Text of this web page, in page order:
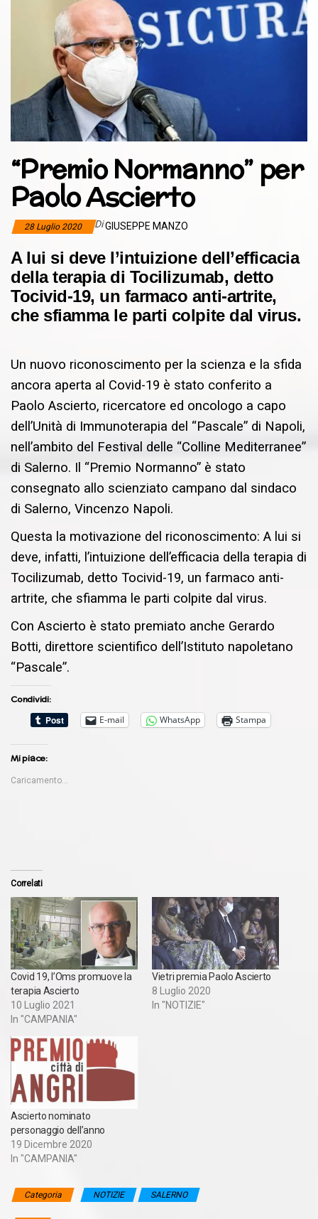
“Premio Normanno” per
Paolo Ascierto
28 Luglio 2020 DiGIUSEPPE MANZO
A lui si deve l’intuizione dell’efficacia
della terapia di Tocilizumab, detto
Tocivid-19, un farmaco anti-artrite,
che sfiamma le parti colpite dal virus.
Un nuovo riconoscimento per la scienza e la sfida
ancora aperta al Covid-19 è stato conferito a
Paolo Ascierto, ricercatore ed oncologo a capo
dell’Unità di Immunoterapia del “Pascale” di Napoli,
nell’ambito del Festival delle “Colline Mediterranee”
di Salerno. Il “Premio Normanno” è stato
consegnato allo scienziato campano dal sindaco
di Salerno, Vincenzo Napoli.
Questa la motivazione del riconoscimento: A lui si
deve, infatti, l’intuizione dell’efficacia della terapia di
Tocilizumab, detto Tocivid-19, un farmaco anti-
artrite, che sfiamma le parti colpite dal virus.
Con Ascierto è stato premiato anche Gerardo
Botti, direttore scientifico dell’Istituto napoletano
“Pascale”.
Condividi:
E-mail
WhatsApp Stampa
Mi piace:
Caricamento...
Correlati
Covid 19, l’Oms promuove la
terapia Ascierto
10 Luglio 2021
In "CAMPANIA"
Vietri premia Paolo Ascierto
8 Luglio 2020
In "NOTIZIE"
Ascierto nominato
personaggio dell’anno
19 Dicembre 2020
In "CAMPANIA"
Categoria NOTIZIE SALERNO